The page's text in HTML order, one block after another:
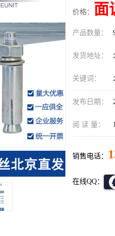
价格： 面
产品数量：
发货地址：
关键词：
发布日期：
阅 读 量：
销售电话：
在线QQ：